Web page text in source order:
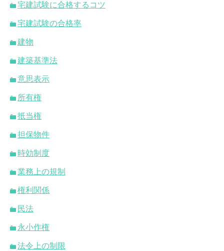
宅建試験に合格するコツ
宅建試験の合格率
建物
建築基準法
意思表示
所有権
抵当権
担保物件
時効制度
業務上の規制
権利関係
民法
永小作権
法令上の制限